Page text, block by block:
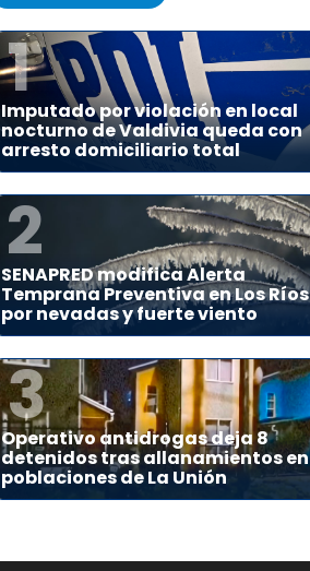
1
Imputado por violación en local
nocturno de Valdivia queda con
arresto domiciliario total
2
SENAPRED modifica Alerta
Temprana Preventiva en Los Ríos
por nevadas y fuerte viento
3
Operativo antidrogas deja 8
detenidos tras allanamientos en
poblaciones de La Unión